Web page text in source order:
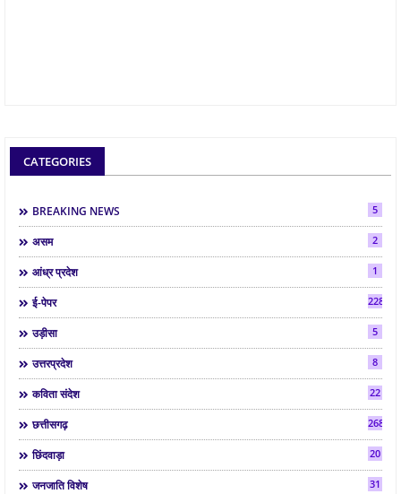
CATEGORIES
BREAKING NEWS 5
असम 2
आंध्र प्रदेश 1
ई-पेपर 2286
उड़ीसा 5
उत्तरप्रदेश 8
कविता संदेश 22
छत्तीसगढ़ 268
छिंदवाड़ा 20
जनजाति विशेष 31